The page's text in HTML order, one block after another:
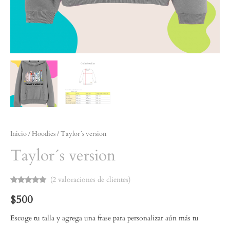
Inicio/ Hoodies/ Taylor´s version
Taylor´s version
con5.00
5 en base a
de clientes
(2valoraciones de clientes)
$500
Escoge tu talla y agrega una frase para personalizar aún más tu